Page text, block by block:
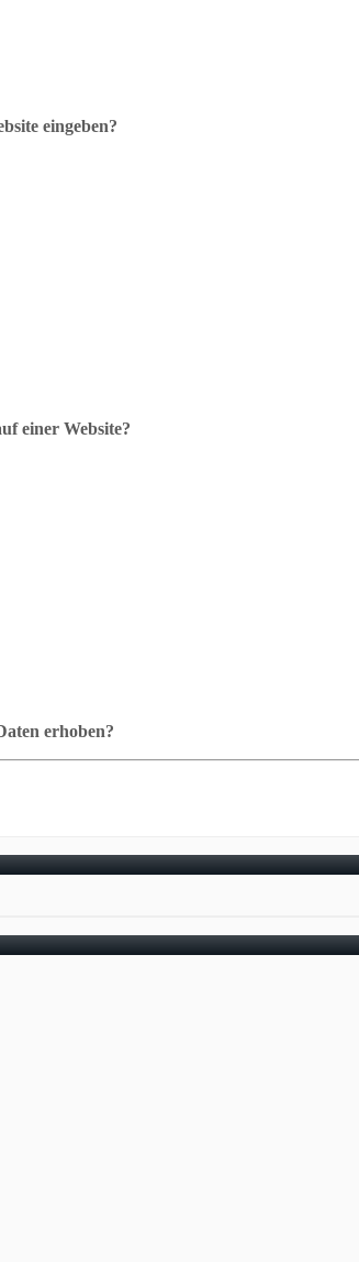
eingeben?
einer Website?
erhoben?